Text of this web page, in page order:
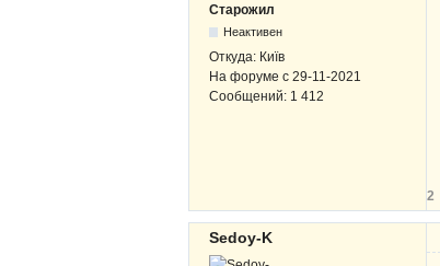
Старожил
Неактивен
Откуда: Київ
На форуме с 29-11-2021
Сообщений: 1 412
2
Sedoy-K